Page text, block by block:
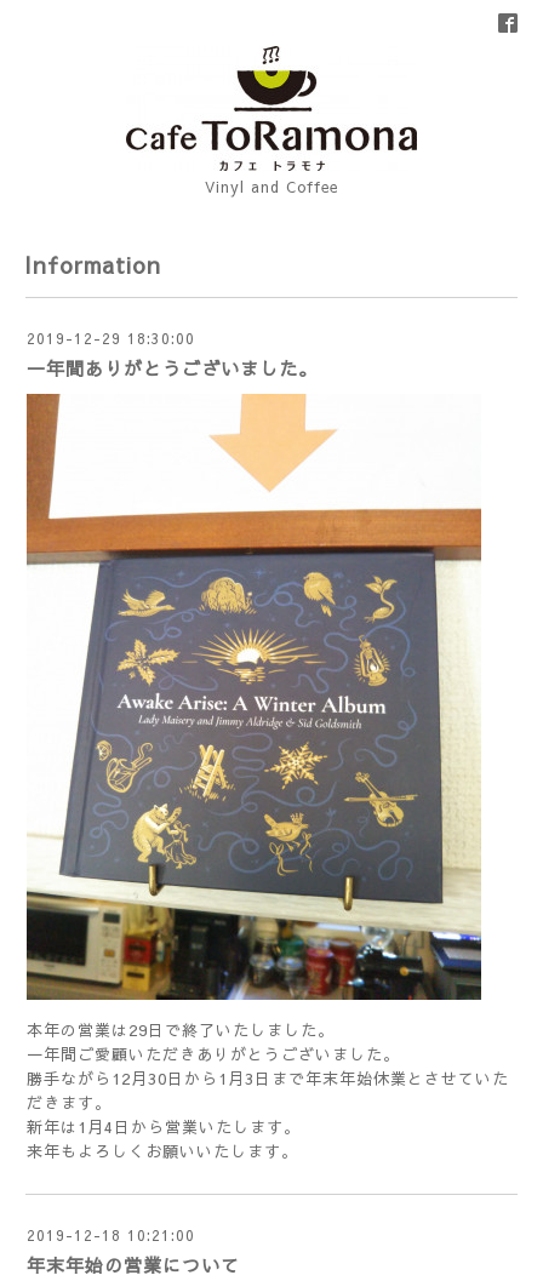
Vinyl and Coffee
Information
2019-12-29 18:30:00
一年間ありがとうございました。
本年の営業は29日で終了いたしました。
一年間ご愛顧いただきありがとうございました。
勝手ながら12月30日から1月3日まで年末年始休業とさせていた
だきます。
新年は1月4日から営業いたします。
来年もよろしくお願いいたします。
2019-12-18 10:21:00
年末年始の営業について